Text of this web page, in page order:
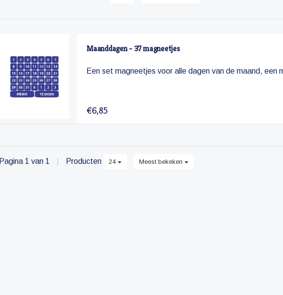
Maanddagen - 37 magneetjes
Een set magneetjes voor alle dagen van de maand,
€6,85
Pagina 1 van 1 Producten 24 Meest bekeken